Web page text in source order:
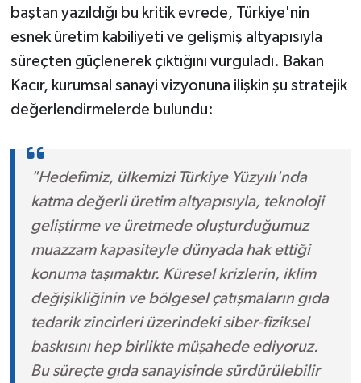
baştan yazıldığı bu kritik evrede, Türkiye'nin
esnek üretim kabiliyeti ve gelişmiş altyapısıyla
süreçten güçlenerek çıktığını vurguladı. Bakan
Kacır, kurumsal sanayi vizyonuna ilişkin şu stratejik
değerlendirmelerde bulundu:
"Hedefimiz, ülkemizi Türkiye Yüzyılı'nda
katma değerli üretim altyapısıyla, teknoloji
geliştirme ve üretmede oluşturduğumuz
muazzam kapasiteyle dünyada hak ettiği
konuma taşımaktır. Küresel krizlerin, iklim
değişikliğinin ve bölgesel çatışmaların gıda
tedarik zincirleri üzerindeki siber-fiziksel
baskısını hep birlikte müşahede ediyoruz.
Bu süreçte gıda sanayisinde sürdürülebilir